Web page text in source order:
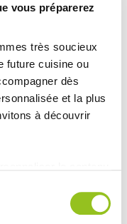
vous préparerez
très soucieux
future cuisine ou
dès
et la plus
à découvrir
Nous
sur l'utilisation de